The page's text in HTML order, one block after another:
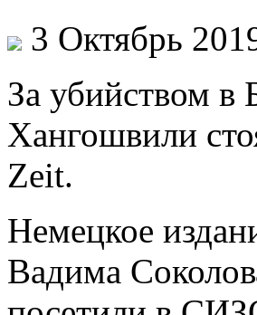
3 Октябрь
Зa убийством в
Хангошвили
Zeit.
Немецкое
Вадима